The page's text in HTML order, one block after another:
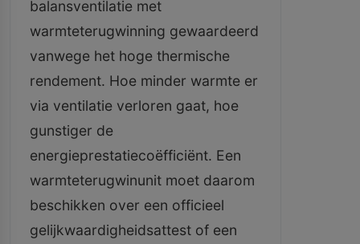
balansventilatie met
warmteterugwinning gewaardeerd
vanwege het hoge thermische
rendement. Hoe minder warmte er
via ventilatie verloren gaat, hoe
gunstiger de
energieprestatiecoëfficiënt. Een
warmteterugwinunit moet daarom
beschikken over een officieel
gelijkwaardigheidsattest of een